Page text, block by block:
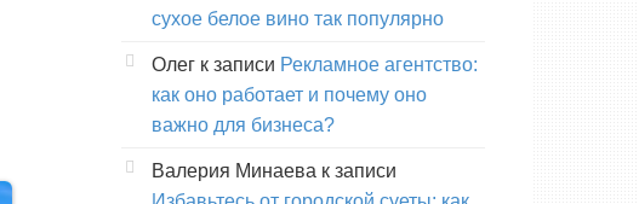
сухое белое вино так популярно
Олег к записи Рекламное агентство:
как оно работает и почему оно
важно для бизнеса?
Валерия Минаева к записи